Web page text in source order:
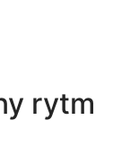
rytm